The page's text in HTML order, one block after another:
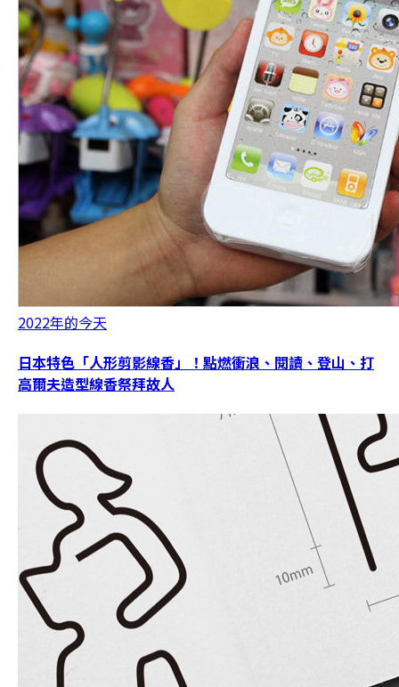
2022年的今天
日本特色「人形剪影線香」！點燃衝浪、閱讀、登山、打
高爾夫造型線香祭拜故人